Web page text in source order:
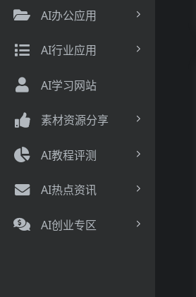
AI办公应用
AI行业应用
AI学习网站
素材资源分享
AI教程评测
AI热点资讯
AI创业专区